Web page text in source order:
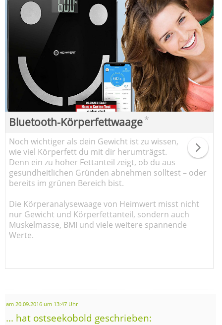
Bluetooth-Körperfettwaage*
Noch wichtiger als dein Gewicht ist zu wissen,
wie viel Körperfett du mit dir herumträgst.
Denn ein zu hoher Fettanteil zeigt, ob du aus
gesundheitlichen Gründen abnehmen solltest – oder
bereits im grünen Bereich bist.
Die Körperanalysewaage von Heimwert misst nicht
nur Gewicht und Körperfettanteil, sondern auch
Muskelmasse, BMI und viele weitere spannende
Werte.
am 20.09.2016 um 13:47 Uhr
... hat ostseekobold geschrieben: